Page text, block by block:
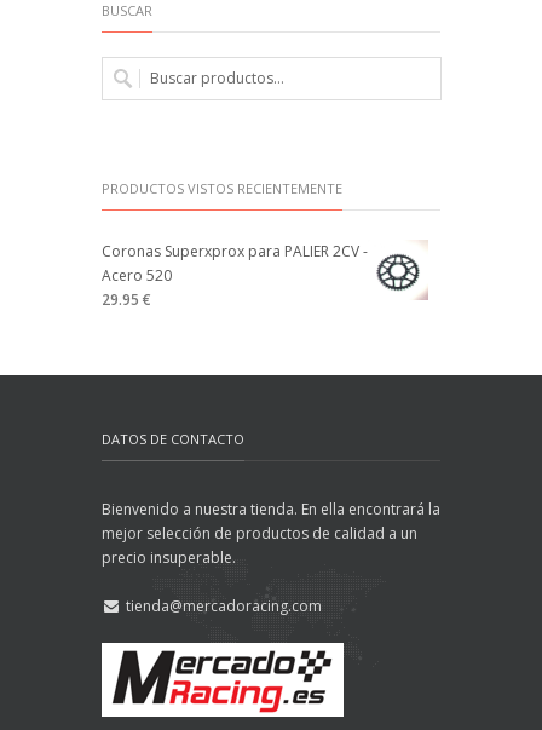
BUSCAR
PRODUCTOS VISTOS RECIENTEMENTE
Coronas Superxprox para PALIER 2CV -
Acero 520
29.95 €
DATOS DE CONTACTO
Bienvenido a nuestra tienda. En ella encontrará la
mejor selección de productos de calidad a un
precio insuperable.
tienda@mercadoracing.com